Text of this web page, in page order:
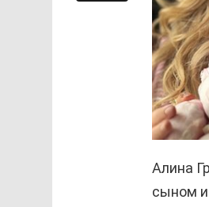
Алина
сыном